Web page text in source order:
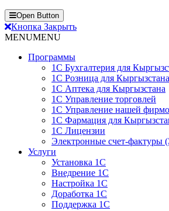
Open Button
Кнопка Закрыть
MENUMENU
Программы
1С Бухгалтерия для
1С Розница для Кыргызстана
1С Аптека для Кыргызстана
1С Управление торговлей
1С Управление нашей
1С Фармация для
1С Лицензии
Электронные счет-
Услуги
Установка 1С
Внедрение 1С
Настройка 1С
Доработка 1С
Поддержка 1С